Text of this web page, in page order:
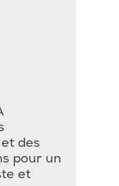
des
pour un
et